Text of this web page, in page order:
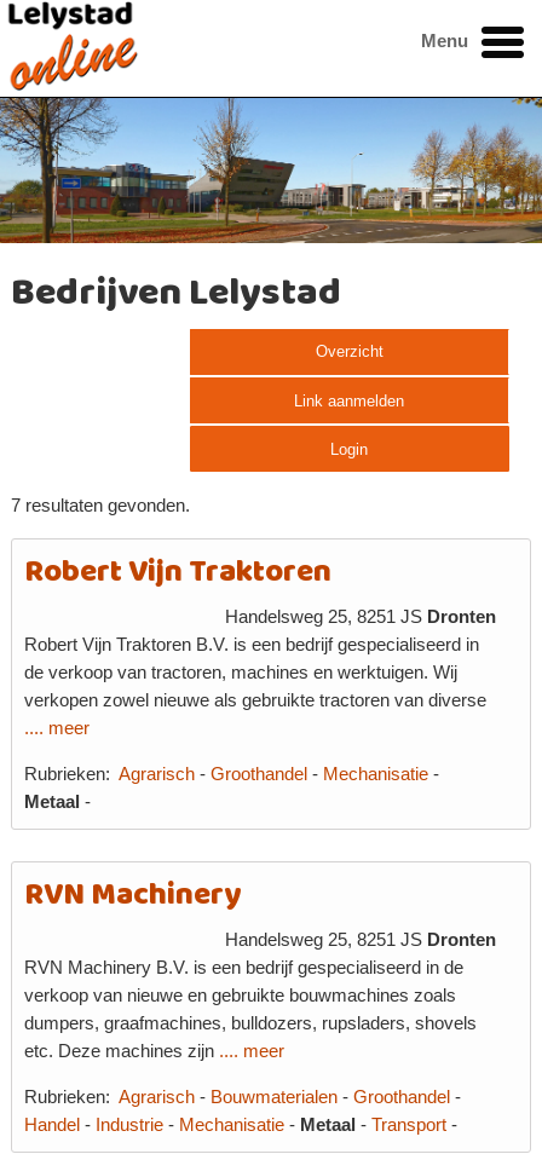
Menu
Bedrijven Lelystad
Overzicht
Link aanmelden
Login
7 resultaten gevonden.
Robert Vijn Traktoren
Handelsweg 25, 8251 JS Dronten
Robert Vijn Traktoren B.V. is een bedrijf gespecialiseerd in
de verkoop van tractoren, machines en werktuigen. Wij
verkopen zowel nieuwe als gebruikte tractoren van diverse
.... meer
Rubrieken:Agrarisch -Groothandel - Mechanisatie -
Metaal -
RVN Machinery
Handelsweg 25, 8251 JS Dronten
RVN Machinery B.V. is een bedrijf gespecialiseerd in de
verkoop van nieuwe en gebruikte bouwmachines zoals
dumpers, graafmachines, bulldozers, rupsladers, shovels
etc. Deze machines zijn .... meer
Rubrieken:Agrarisch - Bouwmaterialen -Groothandel -
Handel - Industrie - Mechanisatie - Metaal -Transport -